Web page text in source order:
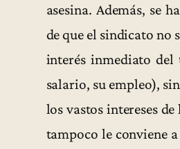
asesina. Además, se
de que el sindicato no
interés inmediato del
salario, su empleo),
los vastos intereses de
tampoco le conviene